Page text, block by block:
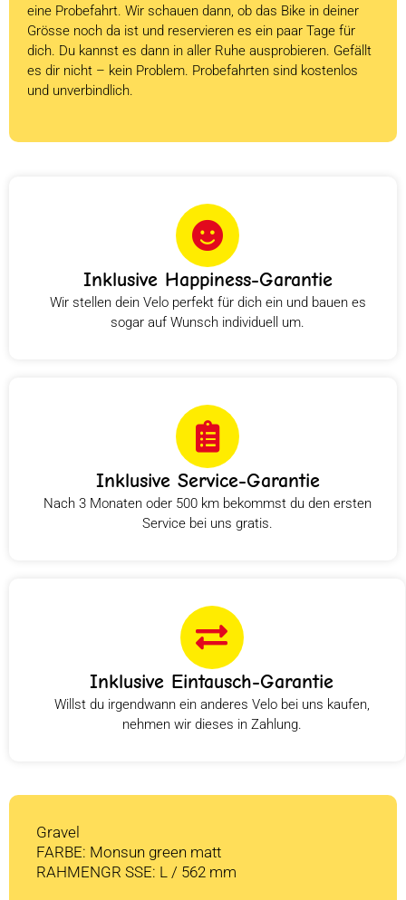
eine Probefahrt. Wir schauen dann, ob das Bike in deiner
Grösse noch da ist und reservieren es ein paar Tage für
dich. Du kannst es dann in aller Ruhe ausprobieren. Gefällt
es dir nicht – kein Problem. Probefahrten sind kostenlos
und unverbindlich.
Inklusive Happiness-Garantie
Wir stellen dein Velo perfekt für dich ein und bauen es
sogar auf Wunsch individuell um.
Inklusive Service-Garantie
Nach 3 Monaten oder 500 km bekommst du den ersten
Service bei uns gratis.
Inklusive Eintausch-Garantie
Willst du irgendwann ein anderes Velo bei uns kaufen,
nehmen wir dieses in Zahlung.
Gravel
FARBE: Monsun green matt
RAHMENGR SSE: L / 562 mm